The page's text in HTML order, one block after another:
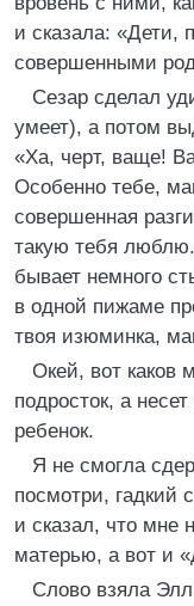
и сказала: «Дети,
совершенными
Сезар сделал
умеет), а потом
«Ха, черт, ваще!
Особенно тебе,
совершенная
такую тебя
бывает немного
в одной пижаме
твоя изюминка,
Окей, вот каков
подросток, а
ребенок.
Я не смогла
посмотри, гадкий
и сказал, что мне
матерью, а вот и
Слово взяла